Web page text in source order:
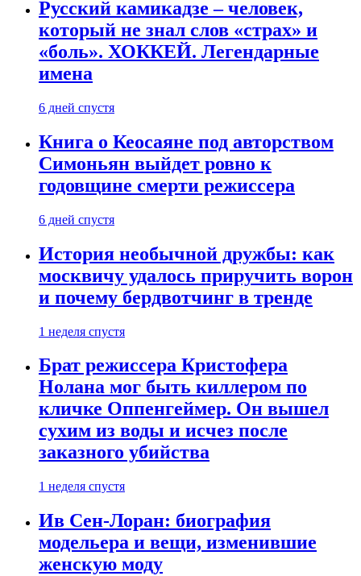
Русский камикадзе – человек,
который не знал слов «страх» и
«боль». ХОККЕЙ. Легендарные
имена
6 дней спустя
Книга о Кеосаяне под авторством
Симоньян выйдет ровно к
годовщине смерти режиссера
6 дней спустя
История необычной дружбы: как
москвичу удалось приручить ворон
и почему бердвотчинг в тренде
1 неделя спустя
Брат режиссера Кристофера
Нолана мог быть киллером по
кличке Оппенгеймер. Он вышел
сухим из воды и исчез после
заказного убийства
1 неделя спустя
Ив Сен-Лоран: биография
модельера и вещи, изменившие
женскую моду